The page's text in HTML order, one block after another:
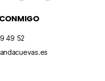
49 52